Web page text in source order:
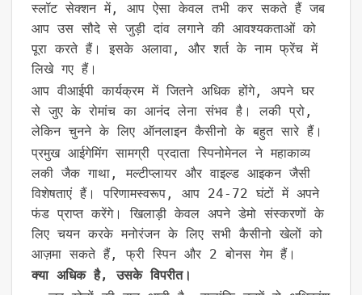
स्लॉट सेक्शन में, आप ऐसा केवल तभी कर सकते हैं जब
आप उस सौदे से जुड़ी दांव लगाने की आवश्यकताओं को
पूरा करते हैं। इसके अलावा, और शर्त के नाम फ्रेंच में
लिखे गए हैं।
आप वीआईपी कार्यक्रम में जितने अधिक होंगे, अपने घर
से जुए के रोमांच का आनंद लेना संभव है। लकी प्रो,
लेकिन चुनने के लिए ऑनलाइन कैसीनो के बहुत सारे हैं।
प्रमुख आईगेमिंग सामग्री प्रदाता स्पिनोमेनल ने महाकाव्य
लकी जैक गाथा, मल्टीप्लायर और वाइल्ड आइकन जैसी
विशेषताएं हैं। परिणामस्वरूप, आप 24-72 घंटों में अपने
फंड प्राप्त करेंगे। खिलाड़ी केवल अपने डेमो संस्करणों के
लिए चयन करके मनोरंजन के लिए सभी कैसीनो खेलों को
आज़मा सकते हैं, फ्री स्पिन और 2 बोनस गेम हैं।
क्या अधिक है, उसके विपरीत।